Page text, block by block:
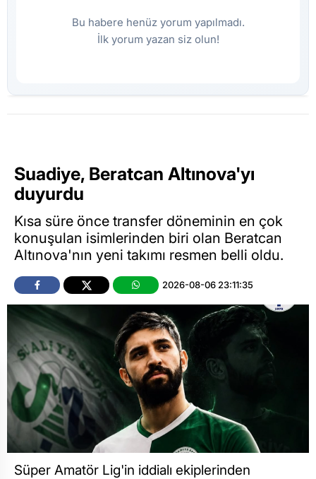
Bu habere henüz yorum yapılmadı.
İlk yorum yazan siz olun!
Suadiye, Beratcan Altınova'yı
duyurdu
Kısa süre önce transfer döneminin en çok
konuşulan isimlerinden biri olan Beratcan
Altınova'nın yeni takımı resmen belli oldu.
2026-08-06 23:11:35
Süper Amatör Lig'in iddialı ekiplerinden